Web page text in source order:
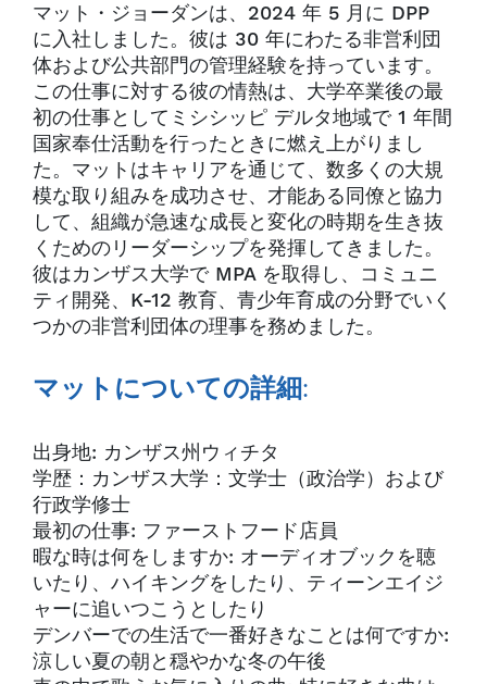
マット・ジョーダンは、2024 年 5 月に DPP
に入社しました。彼は 30 年にわたる非営利団
体および公共部門の管理経験を持っています。
この仕事に対する彼の情熱は、大学卒業後の最
初の仕事としてミシシッピ デルタ地域で 1 年間
国家奉仕活動を行ったときに燃え上がりまし
た。マットはキャリアを通じて、数多くの大規
模な取り組みを成功させ、才能ある同僚と協力
して、組織が急速な成長と変化の時期を生き抜
くためのリーダーシップを発揮してきました。
彼はカンザス大学で MPA を取得し、コミュニ
ティ開発、K-12 教育、青少年育成の分野でいく
つかの非営利団体の理事を務めました。
マットについての詳細:
出身地: カンザス州ウィチタ
学歴：カンザス大学：文学士（政治学）および
行政学修士
最初の仕事: ファーストフード店員
暇な時は何をしますか: オーディオブックを聴
いたり、ハイキングをしたり、ティーンエイジ
ャーに追いつこうとしたり
デンバーでの生活で一番好きなことは何ですか:
涼しい夏の朝と穏やかな冬の午後